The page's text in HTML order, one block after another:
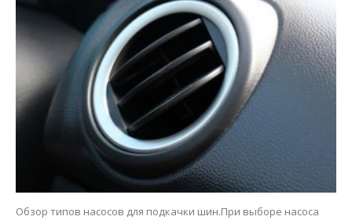
Обзор типов насосов для подкачки шин.При выборе насоса